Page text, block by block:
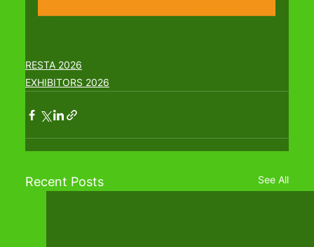
RESTA 2026
EXHIBITORS 2026
Recent Posts See All